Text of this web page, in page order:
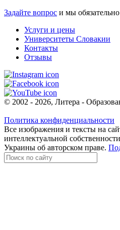
Задайте вопрос и мы
Услуги и цены
Университеты Словакии
Контакты
Отзывы
© 2002 - 2026, Литера -
Политика конфиденциальности
Все изображения и тексты на
интеллектуальной
Украины об авторском праве.